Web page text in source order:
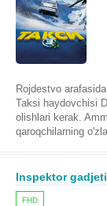
Rojdestvo
Taksi haydovchisi
olishlari kerak.
qaroqchilarning
Inspektor
FHD